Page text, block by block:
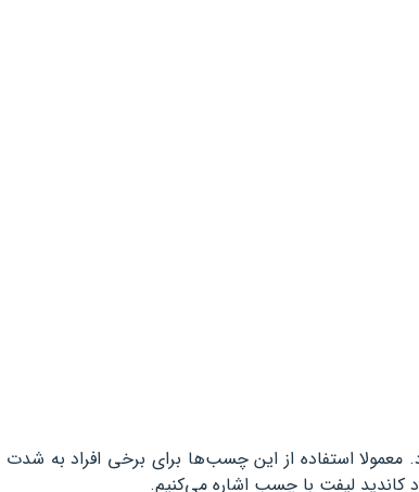
معمولا استفاده از این چسب‌ها برای برخی افراد به
کاندید لیفت با چسب اشاره می‌کنیم.